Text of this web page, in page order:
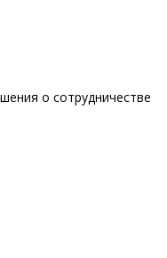
о сотрудничестве